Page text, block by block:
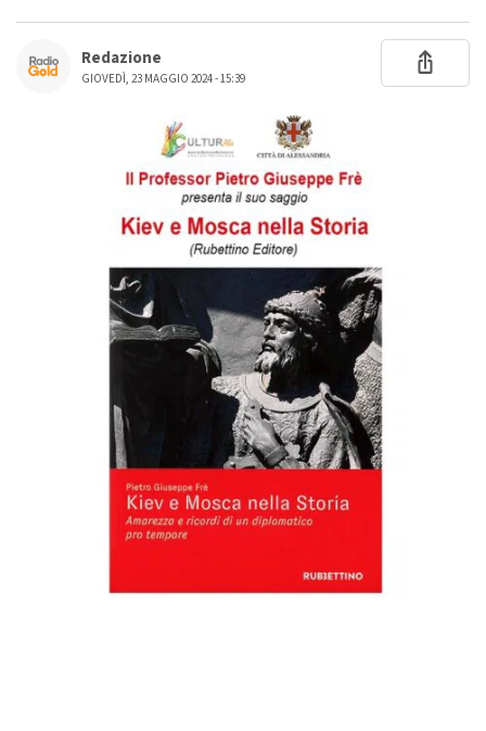
Redazione
GIOVEDÌ, 23 MAGGIO 2024 - 15:39